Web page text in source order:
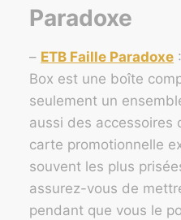
Paradoxe
– ETB Faille Paradoxe
Box est une boîte
seulement un
aussi des accessoires
carte promotionnelle
souvent les plus
assurez-vous de
pendant que vous le